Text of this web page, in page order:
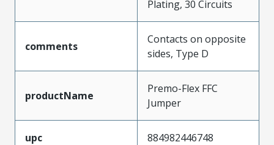
Plating, 30 Circuits
comments
Contacts on opposite
sides, Type D
productName
Premo-Flex FFC
Jumper
upc 884982446748